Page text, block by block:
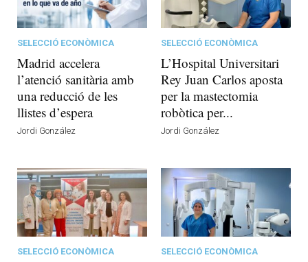
SELECCIÓ ECONÒMICA
Madrid accelera
l’atenció sanitària amb
una reducció de les
llistes d’espera
Jordi González
SELECCIÓ ECONÒMICA
L’Hospital Universitari
Rey Juan Carlos aposta
per la mastectomia
robòtica per...
Jordi González
SELECCIÓ ECONÒMICA SELECCIÓ ECONÒMICA